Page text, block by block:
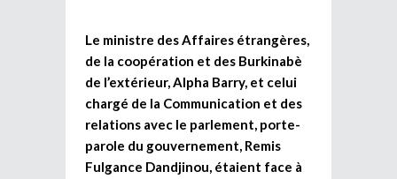
Le ministre des Affaires étrangères,
de la coopération et des Burkinabè
de l’extérieur, Alpha Barry, et celui
chargé de la Communication et des
relations avec le parlement, porte-
parole du gouvernement, Remis
Fulgance Dandjinou, étaient face à